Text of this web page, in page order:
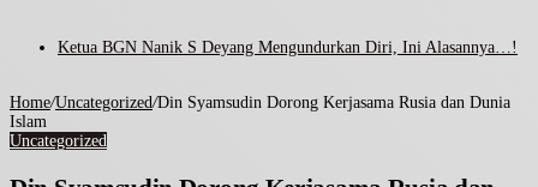
Ketua BGN Nanik S Deyang Mengundurkan Diri, Ini Alasannya…!
Home/Uncategorized/Din Syamsudin Dorong Kerjasama Rusia dan Dunia
Islam
Uncategorized